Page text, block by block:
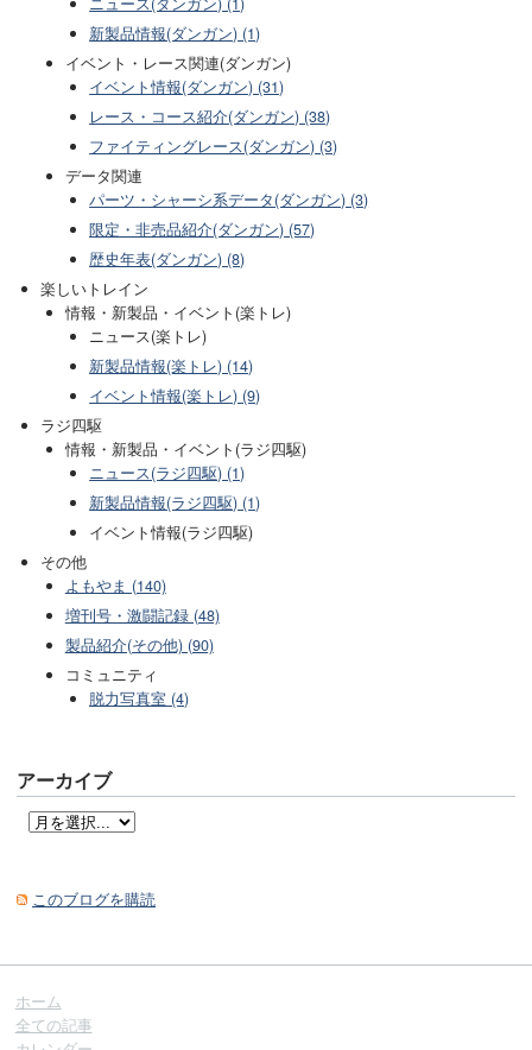
新製品情報(ダンガン) (1)
イベント・レース関連(ダンガン)
イベント情報(ダンガン) (31)
レース・コース紹介(ダンガン) (38)
ファイティングレース(ダンガン) (3)
データ関連
パーツ・シャーシ系データ(ダンガン) (3)
限定・非売品紹介(ダンガン) (57)
歴史年表(ダンガン) (8)
楽しいトレイン
情報・新製品・イベント(楽トレ)
ニュース(楽トレ)
新製品情報(楽トレ) (14)
イベント情報(楽トレ) (9)
ラジ四駆
情報・新製品・イベント(ラジ四駆)
ニュース(ラジ四駆) (1)
新製品情報(ラジ四駆) (1)
イベント情報(ラジ四駆)
その他
よもやま (140)
増刊号・激闘記録 (48)
製品紹介(その他) (90)
コミュニティ
脱力写真室 (4)
アーカイブ
このブログを購読
ホーム
全ての記事